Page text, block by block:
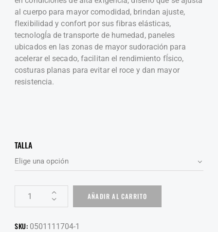
al cuerpo para mayor comodidad, brindan ajuste,
flexibilidad y confort por sus fibras elásticas,
tecnologÍa de transporte de humedad, paneles
ubicados en las zonas de mayor sudoración para
acelerar el secado, facilitan el rendimiento fÍsico,
costuras planas para evitar el roce y dan mayor
resistencia.
TALLA
AÑADIR AL CARRITO
SKU: 0501111704-1